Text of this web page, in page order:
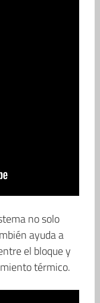
no solo
ayuda a
el bloque y
térmico.